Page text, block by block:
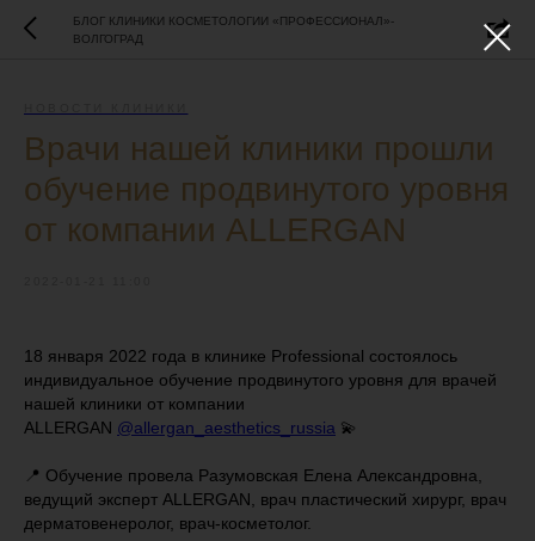
БЛОГ КЛИНИКИ КОСМЕТОЛОГИИ «ПРОФЕССИОНАЛ»-
ВОЛГОГРАД
Врачи нашей клиники прошли
обучение продвинутого уровня
от компании ALLERGAN
18 января 2022 года в клинике Professional состоялось
индивидуальное обучение продвинутого уровня для врачей
нашей клиники от компании
ALLERGAN @allergan_aesthetics_russia 💫
📍 Обучение провела Разумовская Елена Александровна,
ведущий эксперт ALLERGAN, врач пластический хирург, врач
дерматовенеролог, врач-косметолог.